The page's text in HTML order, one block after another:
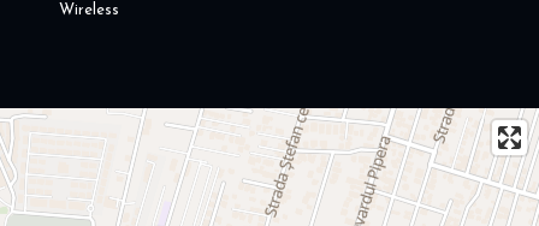
Wireless